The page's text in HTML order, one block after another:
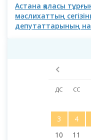
Астана қаласы
мәслихаттың
депутаттарының
ДС СС
3
4
10
11